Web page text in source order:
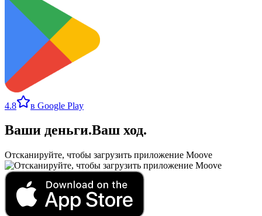
4.8 в Google Play
Ваши деньги.Ваш ход.
Отсканируйте, чтобы загрузить приложение Moove